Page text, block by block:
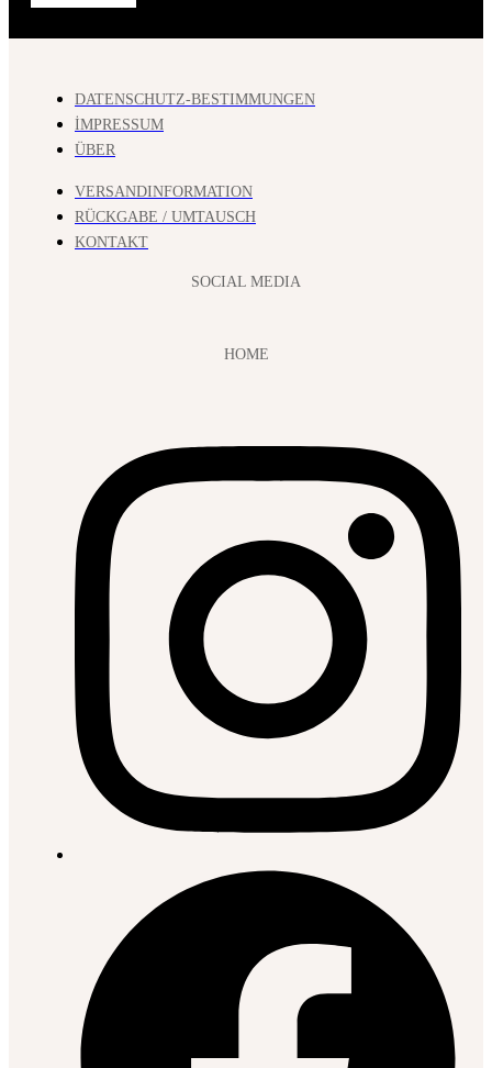
DATENSCHUTZ-BESTIMMUNGEN
İMPRESSUM
ÜBER
VERSANDINFORMATION
RÜCKGABE / UMTAUSCH
KONTAKT
SOCIAL MEDIA
HOME